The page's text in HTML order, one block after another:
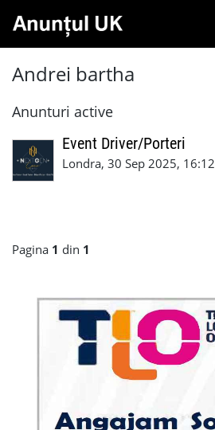
Andrei bartha
Anunturi active
Event Driver/Porteri
Londra, 30 Sep 2025, 16:12
Pagina 1 din 1